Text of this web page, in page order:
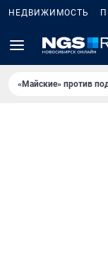
НЕДВИЖИМОСТЬ
«Майские» против